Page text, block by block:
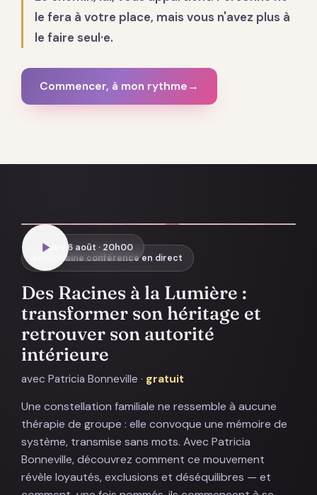
le fera à votre place, mais vous n'avez plus à
le faire seul·e.
Commencer, à mon rythme →
Prochaine conférence en direct
Des Racines à la Lumière :
transformer son héritage et
retrouver son autorité
intérieure
avec Patricia Bonneville · gratuit
Une constellation familiale ne ressemble à aucune
thérapie de groupe : elle convoque une mémoire de
système, transmise sans mots. Avec Patricia
Bonneville, découvrez comment ce mouvement
révèle loyautés, exclusions et déséquilibres — et
Jeu 6 août · 20h00